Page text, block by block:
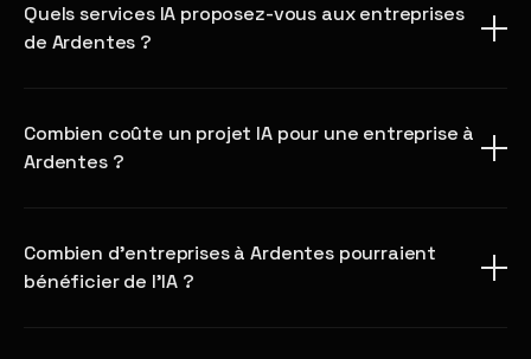
Quels services IA proposez-vous aux entreprises
de Ardentes ?
Combien coûte un projet IA pour une entreprise à
Ardentes ?
Combien d'entreprises à Ardentes pourraient
bénéficier de l'IA ?